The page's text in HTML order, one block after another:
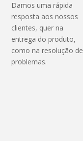
Damos uma rápida
resposta aos nossos
clientes, quer na
entrega do produto,
como na resolução de
problemas.